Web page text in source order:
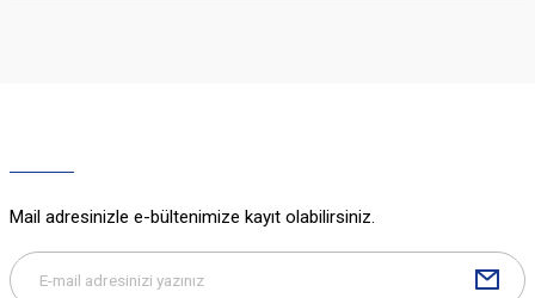
Mail adresinizle e-bültenimize kayıt olabilirsiniz.